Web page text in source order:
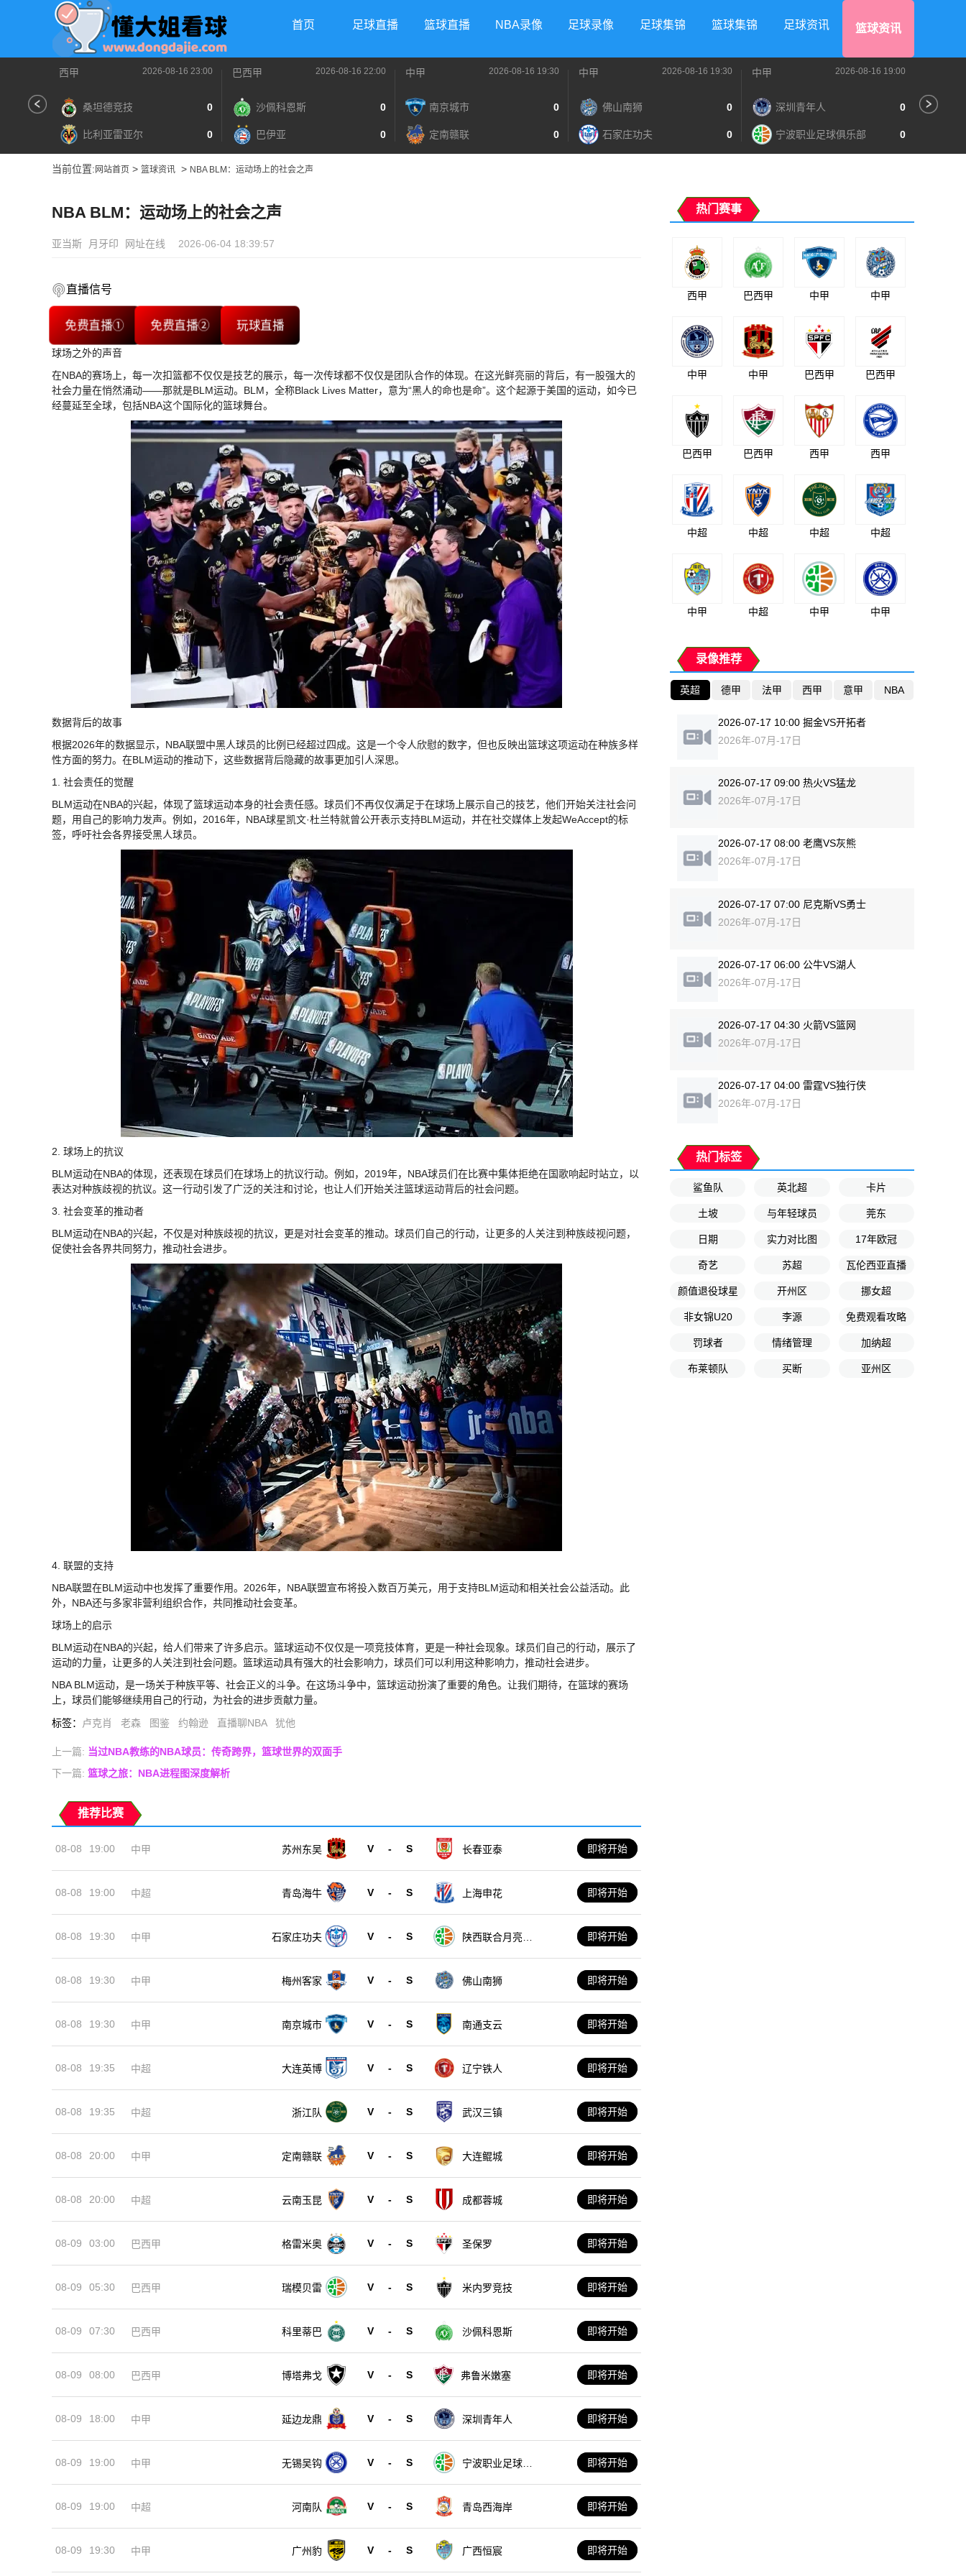
首页 足球直播 篮球直播 NBA录像 足球录像 足球集锦 篮球集锦 足球资讯 篮球资讯
西甲 2026-08-16 23:00
桑坦德竞技 0
比利亚雷亚尔 0
巴西甲 2026-08-16 22:00
沙佩科恩斯 0
巴伊亚 0
中甲 2026-08-16 19:30
南京城市 0
定南赣联 0
中甲 2026-08-16 19:30
佛山南狮 0
石家庄功夫 0
中甲 2026-08-16 19:00
深圳青年人 0
宁波职业足球俱乐部 0
当前位置: 网站首页 > 篮球资讯 > NBA BLM：运动场上的社会之声
NBA BLM：运动场上的社会之声
亚当斯 月牙印 网址在线 2026-06-04 18:39:57
直播信号
免费直播① 免费直播② 玩球直播
球场之外的声音
在NBA的赛场上，每一次扣篮都不仅仅是技艺的展示，每一次传球都不仅仅是团队合作的体现。在这光鲜亮丽的背后，有一股强大的
社会力量在悄然涌动——那就是BLM运动。BLM，全称Black Lives Matter，意为“黑人的命也是命”。这个起源于美国的运动，如今已
经蔓延至全球，包括NBA这个国际化的篮球舞台。
数据背后的故事
根据2026年的数据显示，NBA联盟中黑人球员的比例已经超过四成。这是一个令人欣慰的数字，但也反映出篮球这项运动在种族多样
性方面的努力。在BLM运动的推动下，这些数据背后隐藏的故事更加引人深思。
1. 社会责任的觉醒
BLM运动在NBA的兴起，体现了篮球运动本身的社会责任感。球员们不再仅仅满足于在球场上展示自己的技艺，他们开始关注社会问
题，用自己的影响力发声。例如，2016年，NBA球星凯文·杜兰特就曾公开表示支持BLM运动，并在社交媒体上发起WeAccept的标
签，呼吁社会各界接受黑人球员。
2. 球场上的抗议
BLM运动在NBA的体现，还表现在球员们在球场上的抗议行动。例如，2019年，NBA球员们在比赛中集体拒绝在国歌响起时站立，以
表达对种族歧视的抗议。这一行动引发了广泛的关注和讨论，也让人们开始关注篮球运动背后的社会问题。
3. 社会变革的推动者
BLM运动在NBA的兴起，不仅是对种族歧视的抗议，更是对社会变革的推动。球员们自己的行动，让更多的人关注到种族歧视问题，
促使社会各界共同努力，推动社会进步。
4. 联盟的支持
NBA联盟在BLM运动中也发挥了重要作用。2026年，NBA联盟宣布将投入数百万美元，用于支持BLM运动和相关社会公益活动。此
外，NBA还与多家非营利组织合作，共同推动社会变革。
球场上的启示
BLM运动在NBA的兴起，给人们带来了许多启示。篮球运动不仅仅是一项竞技体育，更是一种社会现象。球员们自己的行动，展示了
运动的力量，让更多的人关注到社会问题。篮球运动具有强大的社会影响力，球员们可以利用这种影响力，推动社会进步。
NBA BLM运动，是一场关于种族平等、社会正义的斗争。在这场斗争中，篮球运动扮演了重要的角色。让我们期待，在篮球的赛场
上，球员们能够继续用自己的行动，为社会的进步贡献力量。
标签： 卢克肖 老森 图鉴 约翰逊 直播聊NBA 犹他
上一篇: 当过NBA教练的NBA球员：传奇跨界，篮球世界的双面手
下一篇: 篮球之旅：NBA进程图深度解析
推荐比赛
08-08 19:00 中甲 苏州东吴 V - S 长春亚泰 即将开始
08-08 19:00 中超 青岛海牛 V - S 上海申花 即将开始
08-08 19:30 中甲 石家庄功夫 V - S
陕西联合月亮泊
即将开始
08-08 19:30 中甲 梅州客家 V - S 佛山南狮 即将开始
08-08 19:30 中甲 南京城市 V - S 南通支云 即将开始
08-08 19:35 中超 大连英博 V - S 辽宁铁人 即将开始
08-08 19:35 中超 浙江队 V - S 武汉三镇 即将开始
08-08 20:00 中甲 定南赣联 V - S 大连鲲城 即将开始
08-08 20:00 中超 云南玉昆 V - S 成都蓉城 即将开始
08-09 03:00 巴西甲 格雷米奥 V - S 圣保罗 即将开始
08-09 05:30 巴西甲 瑞模贝雷 V - S 米内罗竞技 即将开始
08-09 07:30 巴西甲 科里蒂巴 V - S 沙佩科恩斯 即将开始
08-09 08:00 巴西甲 博塔弗戈 V - S 弗鲁米嫩塞 即将开始
08-09 18:00 中甲 延边龙鼎 V - S 深圳青年人 即将开始
08-09 19:00 中甲 无锡吴钩 V - S
宁波职业足球俱
即将开始
08-09 19:00 中超 河南队 V - S 青岛西海岸 即将开始
08-09 19:30 中甲 广州豹 V - S 广西恒宸 即将开始
热门赛事
西甲 巴西甲 中甲 中甲
中甲 中甲 巴西甲 巴西甲
巴西甲 巴西甲 西甲 西甲
中超 中超 中超 中超
中甲 中超 中甲 中甲
录像推荐
英超 德甲 法甲 西甲 意甲 NBA
2026-07-17 10:00 掘金VS开拓者
2026年-07月-17日
2026-07-17 09:00 热火VS猛龙
2026年-07月-17日
2026-07-17 08:00 老鹰VS灰熊
2026年-07月-17日
2026-07-17 07:00 尼克斯VS勇士
2026年-07月-17日
2026-07-17 06:00 公牛VS湖人
2026年-07月-17日
2026-07-17 04:30 火箭VS篮网
2026年-07月-17日
2026-07-17 04:00 雷霆VS独行侠
2026年-07月-17日
热门标签
鲨鱼队 英北超 卡片
土坡 与年轻球员 莞东
日期 实力对比图 17年欧冠
奇艺 苏超 瓦伦西亚直播
颜值退役球星 开州区 挪女超
非女锦U20 李源 免费观看攻略
罚球者 情绪管理 加纳超
布莱顿队 买断 亚州区